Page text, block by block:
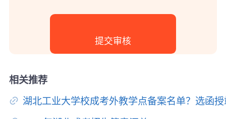
相关推荐
湖北工业大学校成考外教学点备案名单？选函